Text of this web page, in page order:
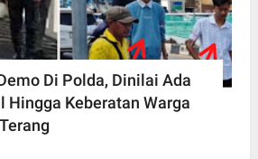
Di Polda, Dinilai Ada
Hingga Keberatan Warga